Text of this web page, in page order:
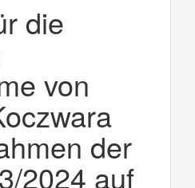
die
von
der
2024 auf